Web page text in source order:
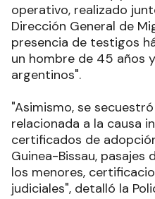
operativo, realizado
Dirección General de
presencia de testigos
un hombre de 45 años
argentinos".
"Asimismo, se
relacionada a la causa
certificados de
Guinea-Bissau,
los menores,
judiciales", detalló la